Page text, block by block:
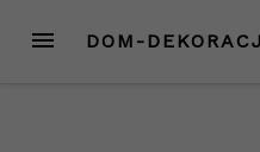
MENU DOM-